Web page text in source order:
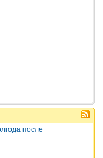
после